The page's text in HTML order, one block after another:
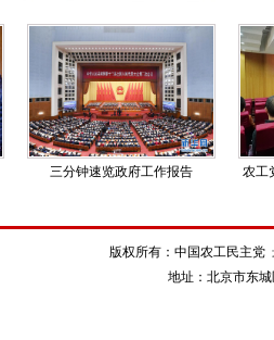
三分钟速览政府工作报告 农工
版权所有：中国农工民主
地址：北京市东